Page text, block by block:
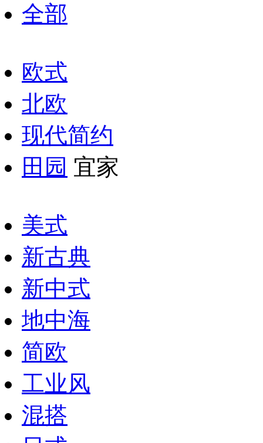
全部
欧式
北欧
现代简约
田园 宜家
美式
新古典
新中式
地中海
简欧
工业风
混搭